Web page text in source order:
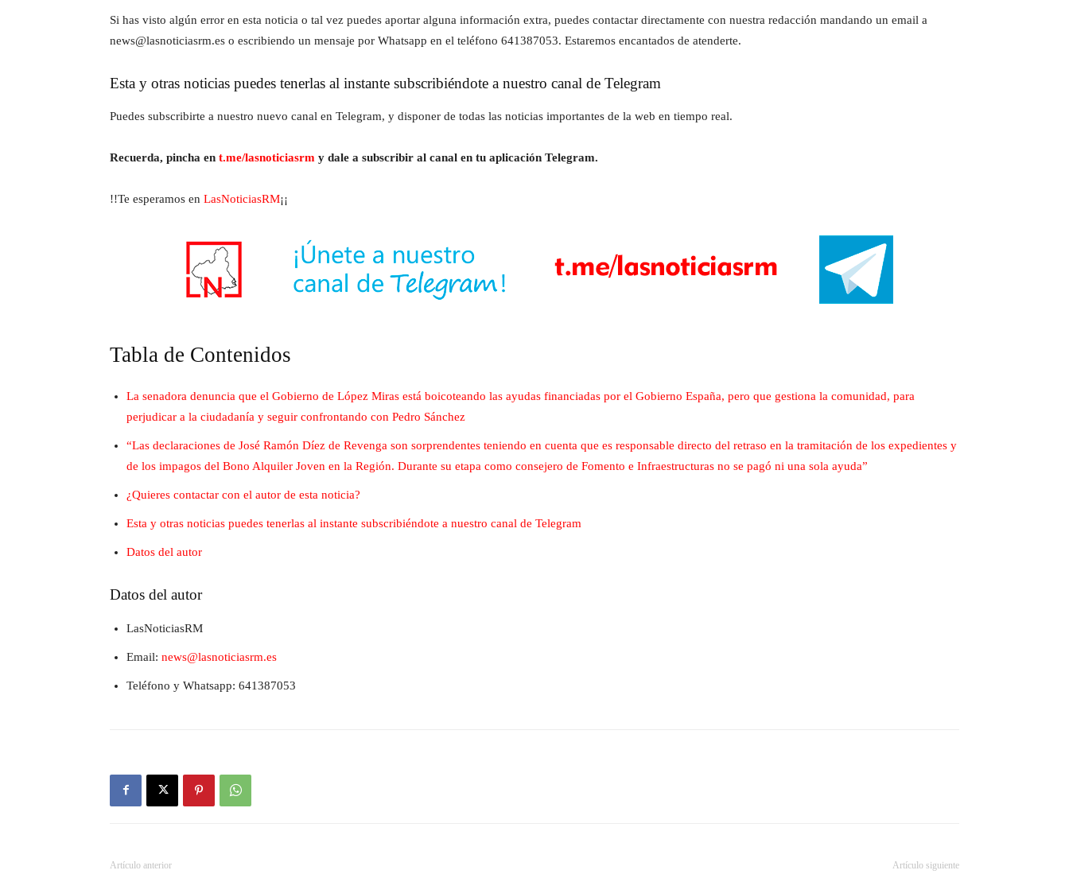
Si has visto algún error en esta noticia o tal vez puedes aportar alguna información extra, puedes contactar directamente con nuestra redacción mandando un email a
news@lasnoticiasrm.es o escribiendo un mensaje por Whatsapp en el teléfono 641387053. Estaremos encantados de atenderte.
Esta y otras noticias puedes tenerlas al instante subscribiéndote a nuestro canal de Telegram
Puedes subscribirte a nuestro nuevo canal en Telegram, y disponer de todas las noticias importantes de la web en tiempo real.
Recuerda, pincha en t.me/lasnoticiasrm y dale a subscribir al canal en tu aplicación Telegram.
!!Te esperamos en LasNoticiasRM¡¡
Tabla de Contenidos
La senadora denuncia que el Gobierno de López Miras está boicoteando las ayudas financiadas por el Gobierno España, pero que gestiona la comunidad, para
perjudicar a la ciudadanía y seguir confrontando con Pedro Sánchez
“Las declaraciones de José Ramón Díez de Revenga son sorprendentes teniendo en cuenta que es responsable directo del retraso en la tramitación de los expedientes y
de los impagos del Bono Alquiler Joven en la Región. Durante su etapa como consejero de Fomento e Infraestructuras no se pagó ni una sola ayuda”
¿Quieres contactar con el autor de esta noticia?
Esta y otras noticias puedes tenerlas al instante subscribiéndote a nuestro canal de Telegram
Datos del autor
Datos del autor
LasNoticiasRM
Email: news@lasnoticiasrm.es
Teléfono y Whatsapp: 641387053
Artículo anterior Artículo siguiente